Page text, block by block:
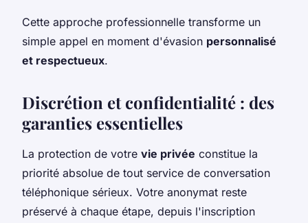
Cette approche professionnelle transforme un
simple appel en moment d'évasion personnalisé
et respectueux.
Discrétion et confidentialité : des
garanties essentielles
La protection de votre vie privée constitue la
priorité absolue de tout service de conversation
téléphonique sérieux. Votre anonymat reste
préservé à chaque étape, depuis l'inscription